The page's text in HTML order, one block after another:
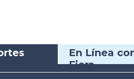
En Línea
Fiera